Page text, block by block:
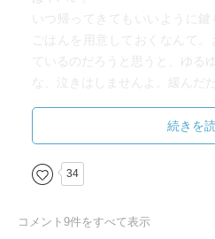
いつ帰ってきてもいいように
ごはんを用意しておくなんて
ているのだろうと思うと、ゆる
な、泣きはしませんよ。緩んだ
ど、どうしてそんなに子供の
為せる業なのか～。
犯人にたいしてはもちろんです
ゾッとしたのは、自分ではレイ
続きを
34
コメント 9件をすべて表示